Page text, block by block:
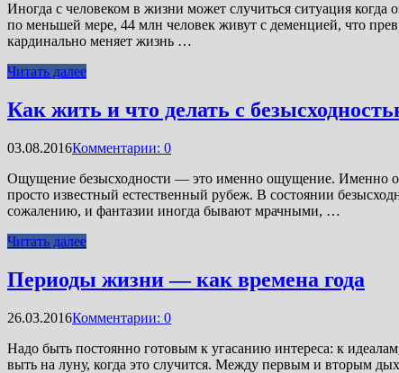
Иногда с человеком в жизни может случиться ситуация когда
по меньшей мере, 44 млн человек живут с деменцией, что
кардинально меняет жизнь …
Читать далее
Как жить и что делать с
03.08.2016Комментарии: 0
Ощущение безысходности — это именно ощущение. Именно
просто известный естественный рубеж. В состоянии
сожалению, и фантазии иногда бывают мрачными, …
Читать далее
Периоды жизни — как времена года
26.03.2016Комментарии: 0
Надо быть постоянно готовым к угасанию интереса: к
выть на луну, когда это случится. Между первым и вторым